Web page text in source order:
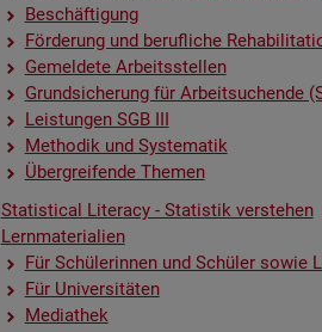
Be­schäf­ti­gung
För­de­rung und be­ruf­li­che
Ge­mel­de­te Ar­beits­stel­len
Grund­si­che­rung für Ar­beit­su­chen­de
Leis­tun­gen SGB III
Me­tho­dik und Sys­te­ma­tik
Über­grei­fen­de The­men
Sta­ti­s­ti­cal Li­te­r­acy - Sta­tis­tik ver­ste­hen
Lern­ma­te­ria­li­en
Für Schü­le­rin­nen und Schü­ler sowie
Für Uni­ver­si­tä­ten
Me­dia­thek